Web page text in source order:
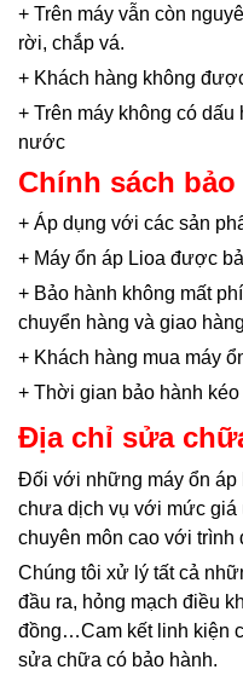
+ Trên máy vẫn còn
rời, chắp vá.
+ Khách hàng không
+ Trên máy không có
nước
Chính sách bảo
+ Áp dụng với các sản
+ Máy ổn áp Lioa được
+ Bảo hành không mất
chuyển hàng và giao
+ Khách hàng mua máy
+ Thời gian bảo hành
Địa chỉ sửa
Đối với những máy ổn áp
chưa dịch vụ với mức giá
chuyên môn cao với trình
Chúng tôi xử lý tất cả
đầu ra, hỏng mạch điều
đồng…Cam kết linh kiện
sửa chữa có bảo hành.